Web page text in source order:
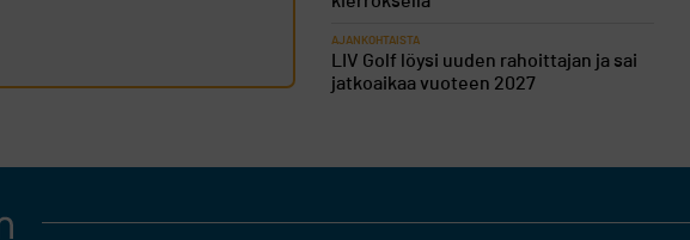
AJANKOHTAISTA
LIV Golf löysi uuden rahoittajan ja sai
jatkoaikaa vuoteen 2027